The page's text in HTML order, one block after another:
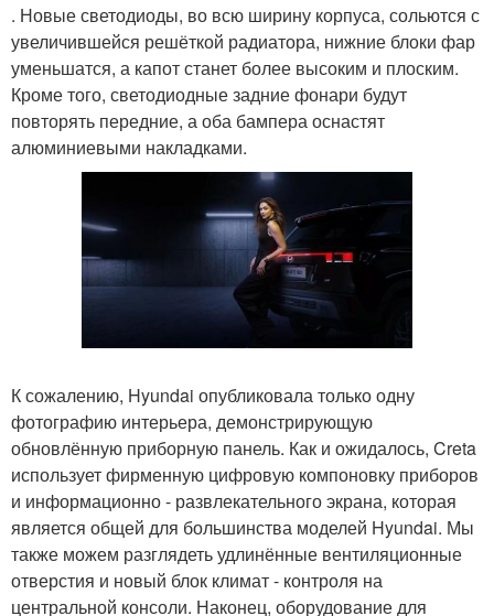
. Новые светодиоды, во всю ширину корпуса, сольются с
увеличившейся решёткой радиатора, нижние блоки фар
уменьшатся, а капот станет более высоким и плоским.
Кроме того, светодиодные задние фонари будут
повторять передние, а оба бампера оснастят
алюминиевыми накладками.
К сожалению, Hyundai опубликовала только одну
фотографию интерьера, демонстрирующую
обновлённую приборную панель. Как и ожидалось, Creta
использует фирменную цифровую компоновку приборов
и информационно - развлекательного экрана, которая
является общей для большинства моделей Hyundai. Мы
также можем разглядеть удлинённые вентиляционные
отверстия и новый блок климат - контроля на
центральной консоли. Наконец, оборудование для